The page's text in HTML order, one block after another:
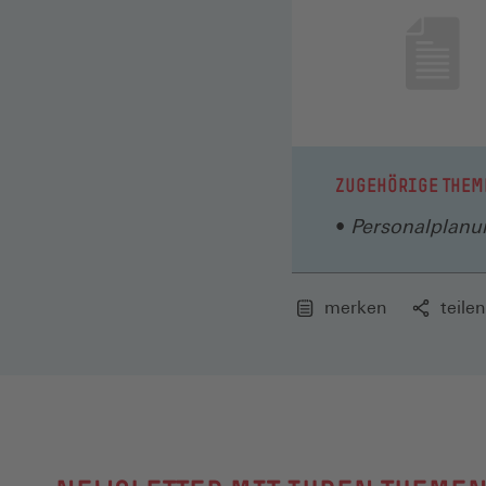
ZUGEHÖRIGE
merken teilen